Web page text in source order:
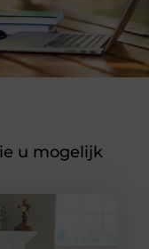
u mogelijk